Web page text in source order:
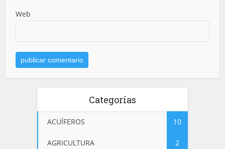
Web
Categorías
ACUÍFEROS 10
AGRICULTURA 2